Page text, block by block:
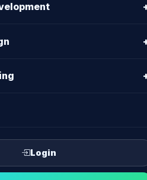
Login